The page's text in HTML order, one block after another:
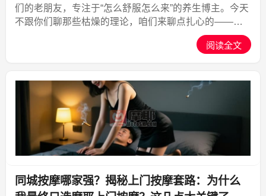
们的老朋友，专注于“怎么舒服怎么来”的养生博主。今天
不跟你们聊那些枯燥的理论，咱们来聊点扎心的——饮
料混着喝，可能永久损伤大脑。前两天我看到一份最新
的健康资料，吓得我手里的奶茶都差点掉了：酒配能量
阅读全文
同城按摩哪家强？揭秘上门按摩套路：为什么